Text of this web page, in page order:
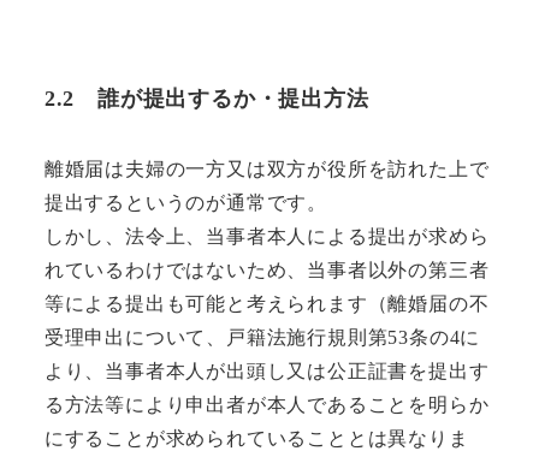
2.2 誰が提出するか・提出方法
離婚届は夫婦の一方又は双方が役所を訪れた上で
提出するというのが通常です。
しかし、法令上、当事者本人による提出が求めら
れているわけではないため、当事者以外の第三者
等による提出も可能と考えられます（離婚届の不
受理申出について、戸籍法施行規則第53条の4に
より、当事者本人が出頭し又は公正証書を提出す
る方法等により申出者が本人であることを明らか
にすることが求められていることとは異なりま